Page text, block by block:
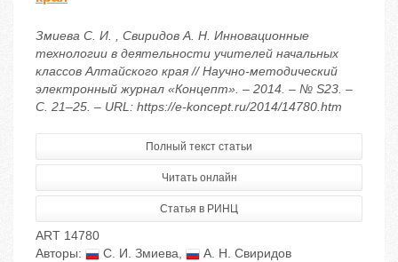
Змиева С. И. , Свиридов А. Н. Инновационные
технологии в деятельности учителей начальных
классов Алтайского края // Научно-методический
электронный журнал «Концепт». – 2014. – № S23. –
С. 21–25. – URL: https://e-koncept.ru/2014/14780.htm
Полный текст статьи
Читать онлайн
Статья в РИНЦ
ART 14780
Авторы:
С. И. Змиева,
А. Н. Свиридов